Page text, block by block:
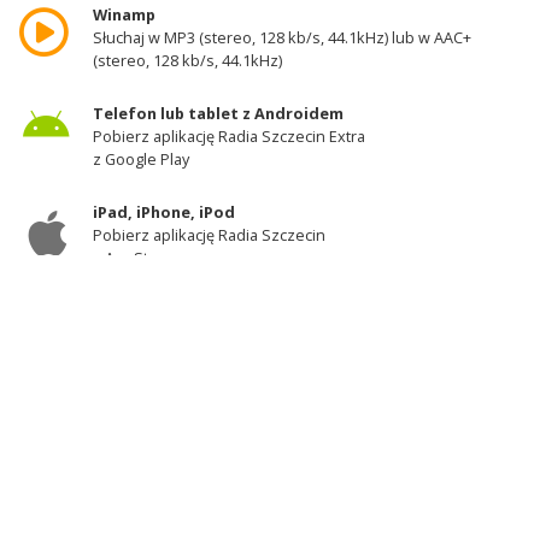
Winamp
Słuchaj w MP3 (stereo, 128 kb/s, 44.1kHz) lub w AAC+
(stereo, 128 kb/s, 44.1kHz)
Telefon lub tablet z Androidem
Pobierz aplikację Radia Szczecin Extra
z Google Play
iPad, iPhone, iPod
Pobierz aplikację Radia Szczecin
z AppStore